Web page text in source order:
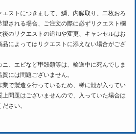
ストにつきまして、鱗、内臓取り、二枚おろ
望される場合、ご注文の際に必ずリクエスト欄
のリクエストの追加や変更、キャンセルはお
によってはリクエストに添えない場合がござ
、エビなど甲殻類等は、輸送中に死んでしま
には問題ございません。
で製造を行っているため、稀に殻が入ってい
問題はございませんので、入っていた場合は
さい。